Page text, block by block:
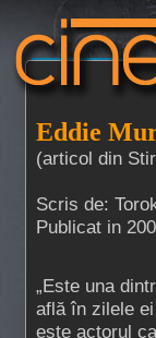
Eddie
(articol din
Scris de:
Publicat in
„Este una
află în zilele
este actorul